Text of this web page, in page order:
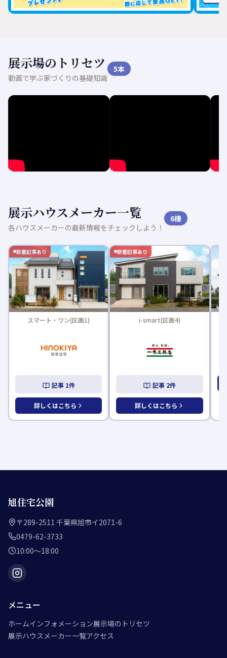
展示場のトリセツ
動画で学ぶ家づくりの基礎知識
5本
展示ハウスメーカー一覧
各ハウスメーカーの最新情報をチェックしよう！
6棟
Legenda レジェンダ(区画5)
詳しくはこちら
新着記事あり
i-smart(区画4)
記事
詳しくはこちら
旭住宅公園
〒289-2511 千葉県旭市イ2071-6
0479-62-3733
10:00〜18:00
メニュー
ホームインフォメーション展示場のトリセツ
展示ハウスメーカー一覧アクセス